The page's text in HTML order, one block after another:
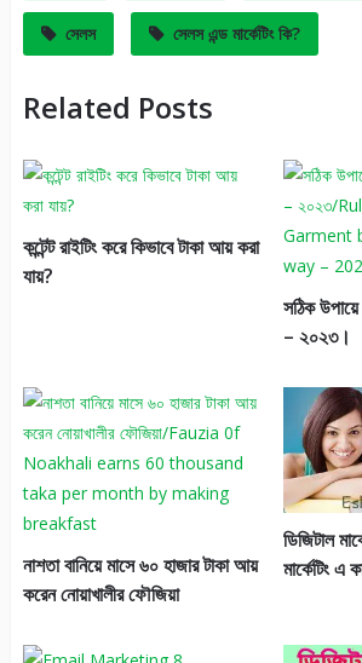
সেলস সেলস এন্ড মার্কেটিং কি?
Related Posts
কন্টেন্ট রাইটিং করে কিভাবে টাকা আয় করা
যায়?
সঠিক উপায়ে
– ২০২৩।
নাশতা বানিয়ে মাসে ৬০ হাজার টাকা আয়
করেন নোয়াখালীর ফৌজিয়া
ডিজিটাল
মার্কেটিং এ